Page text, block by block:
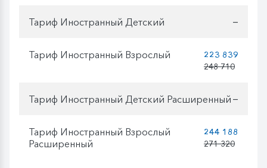
Тариф Иностранный Детский —
Тариф Иностранный Взрослый
223 839
248 710
Тариф Иностранный Детский Расширенный —
Тариф Иностранный Взрослый
Расширенный
244 188
271 320